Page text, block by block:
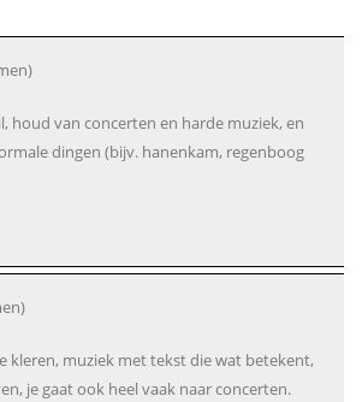
houd van concerten en harde muziek, en
dingen (bijv. hanenkam, regenboog
kleren, muziek met tekst die wat betekent,
je gaat ook heel vaak naar concerten.